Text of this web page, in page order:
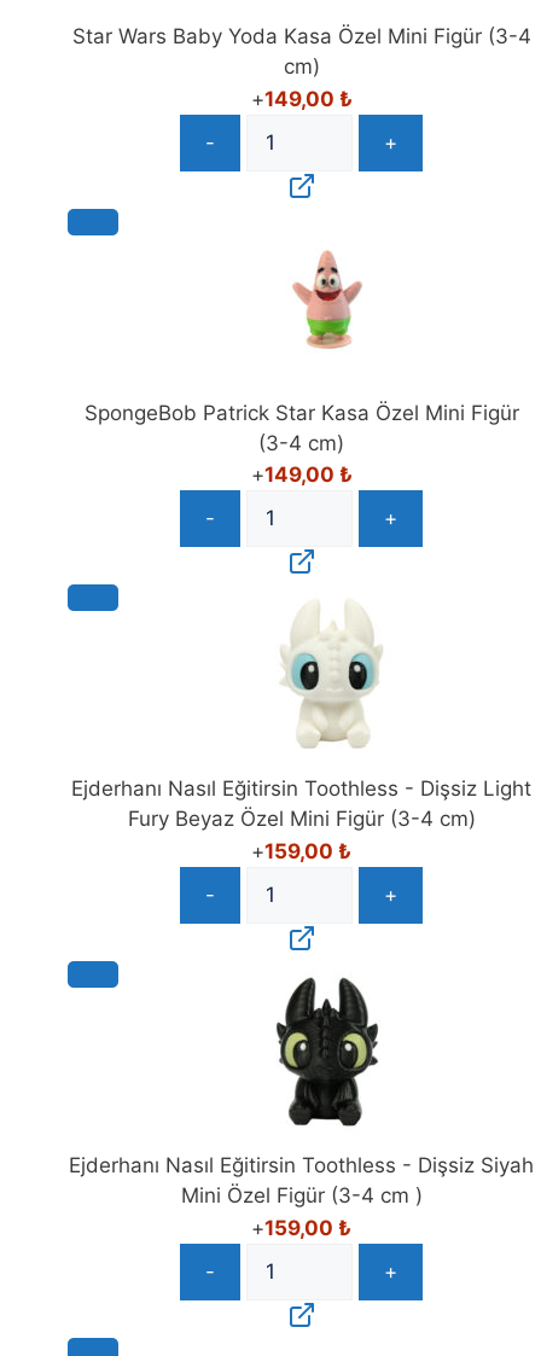
Star Wars Baby Yoda Kasa Özel Mini Figür (3-4
cm)
+149,00 ₺
-
+
SpongeBob Patrick Star Kasa Özel Mini Figür
(3-4 cm)
+149,00 ₺
-
+
Ejderhanı Nasıl Eğitirsin Toothless - Dişsiz Light
Fury Beyaz Özel Mini Figür (3-4 cm)
+159,00 ₺
-
+
Ejderhanı Nasıl Eğitirsin Toothless - Dişsiz Siyah
Mini Özel Figür (3-4 cm )
+159,00 ₺
-
+